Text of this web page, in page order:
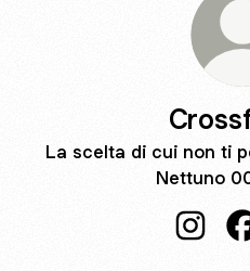
La scelta di cui non ti
Nettuno